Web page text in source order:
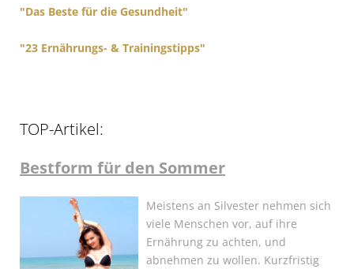
"Das Beste für die Gesundheit"
"23 Ernährungs- & Trainingstipps"
TOP-Artikel:
Bestform für den Sommer
Meistens an Silvester nehmen sich
viele Menschen vor, auf ihre
Ernährung zu achten, und
abnehmen zu wollen. Kurzfristig